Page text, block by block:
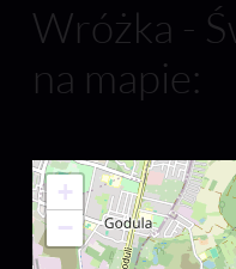
Wróżka -
na mapie:
+
−